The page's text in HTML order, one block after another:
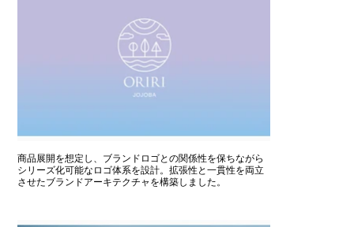
商品展開を想定し、ブランドロゴとの関係性を保ちながら
シリーズ化可能なロゴ体系を設計。拡張性と一貫性を両立
させたブランドアーキテクチャを構築しました。